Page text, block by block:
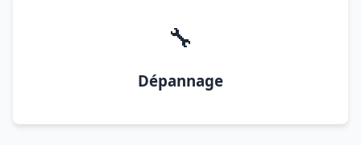
🔧
Dépannage